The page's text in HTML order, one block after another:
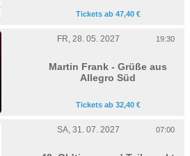
Tickets ab 47,40 €
FR, 28. 05. 2027 19:30
Martin Frank - Grüße aus
Allegro Süd
Tickets ab 32,40 €
SA, 31. 07. 2027 07:00